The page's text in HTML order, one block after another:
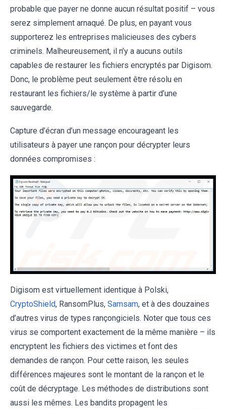
probable que payer ne donne aucun résultat positif – vous
serez simplement arnaqué. De plus, en payant vous
supporterez les entreprises malicieuses des cybers
criminels. Malheureusement, il n’y a aucuns outils
capables de restaurer les fichiers encryptés par Digisom.
Donc, le problème peut seulement être résolu en
restaurant les fichiers/le système à partir d’une
sauvegarde.
Capture d’écran d’un message encourageant les
utilisateurs à payer une rançon pour décrypter leurs
données compromises :
Digisom est virtuellement identique à Polski,
CryptoShield, RansomPlus, Samsam, et à des douzaines
d’autres virus de types rançongiciels. Noter que tous ces
virus se comportent exactement de la même manière – ils
encryptent les fichiers des victimes et font des
demandes de rançon. Pour cette raison, les seules
différences majeures sont le montant de la rançon et le
coût de décryptage. Les méthodes de distributions sont
aussi les mêmes. Les bandits propagent les